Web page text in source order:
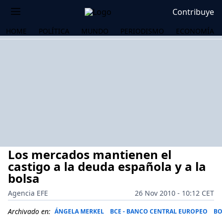
Contribuye
HOME POLÍTICA MUNDO PERIODISMO ECONOMÍA
Los mercados mantienen el
castigo a la deuda española y a la
bolsa
Agencia EFE
26 Nov 2010 - 10:12 CET
Archivado en: ÁNGELA MERKEL BCE - BANCO CENTRAL EUROPEO